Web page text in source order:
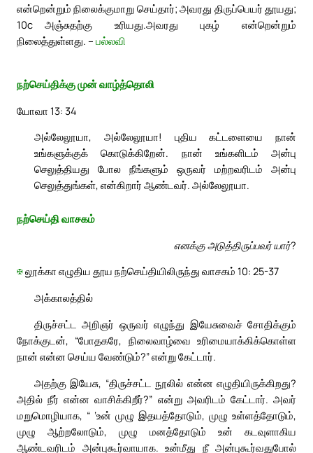
என்றென்றும் நிலைக்குமாறு செய்தார்; அவரது திருப்பெயர் தூயது;
அஞ்சுதற்கு உரியது.
10c
அவரது புகழ் என்றென்றும்
நிலைத்துள்ளது. – பல்லவி
நற்செய்திக்கு முன் வாழ்த்தொலி
யோவா 13: 34
அல்லேலூயா, அல்லேலூயா! புதிய கட்டளையை நான்
உங்களுக்குக் கொடுக்கிறேன். நான் உங்களிடம் அன்பு
செலுத்தியது போல நீங்களும் ஒருவர் மற்றவரிடம் அன்பு
செலுத்துங்கள், என்கிறார் ஆண்டவர். அல்லேலூயா.
நற்செய்தி வாசகம்
எனக்கு அடுத்திருப்பவர் யார்?
✠லூக்கா எழுதிய தூய நற்செய்தியிலிருந்து வாசகம் 10: 25-37
அக்காலத்தில்
திருச்சட்ட அறிஞர் ஒருவர் எழுந்து இயேசுவைச் சோதிக்கும்
நோக்குடன், “போதகரே, நிலைவாழ்வை உரிமையாக்கிக்கொள்ள
நான் என்ன செய்ய வேண்டும்?” என்று கேட்டார்.
அதற்கு இயேசு, “திருச்சட்ட நூலில் என்ன எழுதியிருக்கிறது?
அதில் நீர் என்ன வாசிக்கிறீர்?” என்று அவரிடம் கேட்டார். அவர்
மறுமொழியாக, “ ‘உன் முழு இதயத்தோடும், முழு உள்ளத்தோடும்,
முழு ஆற்றலோடும், முழு மனத்தோடும் உன் கடவுளாகிய
ஆண்டவரிடம் அன்புகூர்வாயாக. உன்மீது நீ அன்புகூர்வதுபோல்